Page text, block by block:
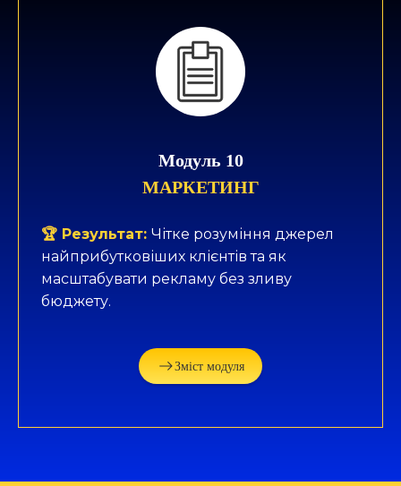
Модуль 10
МАРКЕТИНГ
🏆 Результат: Чітке розуміння джерел
найприбутковіших клієнтів та як
масштабувати рекламу без зливу
бюджету.
Зміст модуля